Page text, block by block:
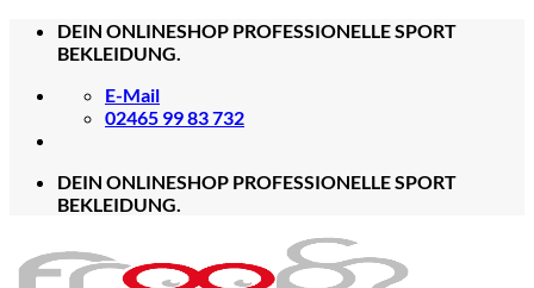
Zum
DEIN ONLINESHOP PROFESSIONELLE SPORT
BEKLEIDUNG.
E-Mail
02465 99 83 732
DEIN ONLINESHOP PROFESSIONELLE SPORT
BEKLEIDUNG.